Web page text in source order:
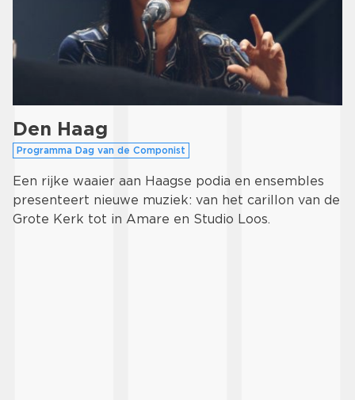
Den Haag
Programma Dag van de Componist
Een rijke waaier aan Haagse podia en ensembles
presenteert nieuwe muziek: van het carillon van de
Grote Kerk tot in Amare en Studio Loos.